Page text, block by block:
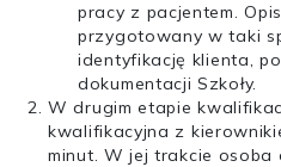
pracy z pacjentem.
przygotowany w taki
identyfikację klienta,
dokumentacji Szkoły.
W drugim etapie
kwalifikacyjna z
minut. W jej trakcie osoba